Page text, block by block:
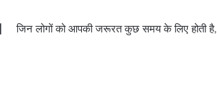
जिन लोगों को आपकी जरूरत कुछ समय के लिए होती है,